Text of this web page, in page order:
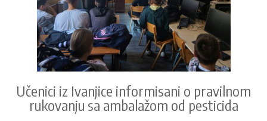
Učenici iz Ivanjice informisani o pravilnom
rukovanju sa ambalažom od pesticida